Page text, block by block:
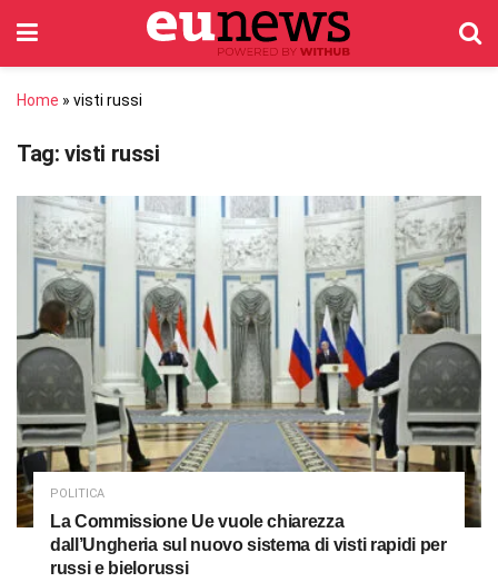
Home » visti russi
Tag: visti russi
POLITICA
La Commissione Ue vuole chiarezza
dall’Ungheria sul nuovo sistema di visti rapidi per
russi e bielorussi